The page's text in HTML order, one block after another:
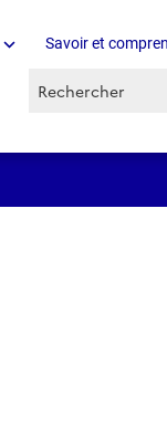
Savoir et
Recherche par